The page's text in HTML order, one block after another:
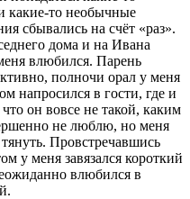
какие-то необычные
сбывались на счёт «раз».
дома и на Ивана
влюбился. Парень
полночи орал у меня
напросился в гости, где и
он вовсе не такой, каким
не люблю, но меня
Провстречавшись
у меня завязался короткий
влюбился в